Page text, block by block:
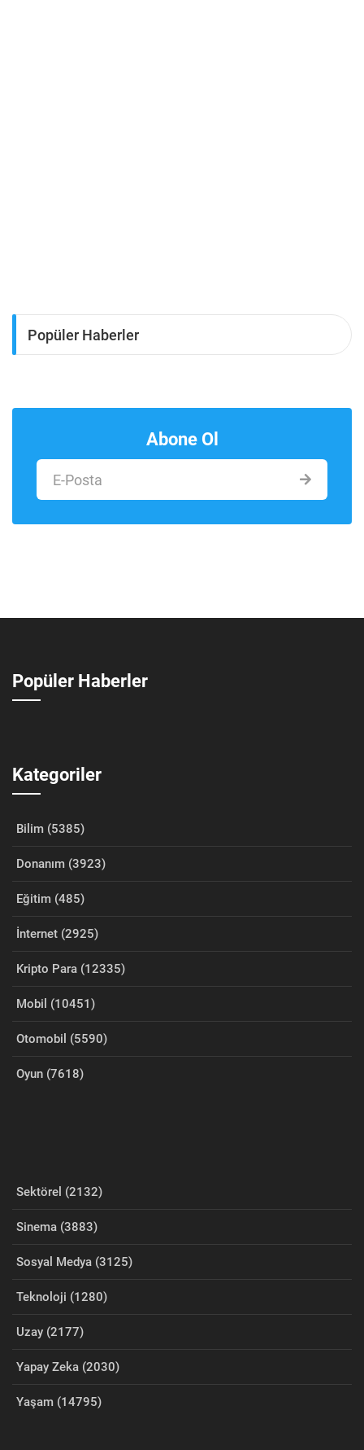
Popüler Haberler
Abone Ol
Popüler Haberler
Kategoriler
Bilim (5385)
Donanım (3923)
Eğitim (485)
İnternet (2925)
Kripto Para (12335)
Mobil (10451)
Otomobil (5590)
Oyun (7618)
Sektörel (2132)
Sinema (3883)
Sosyal Medya (3125)
Teknoloji (1280)
Uzay (2177)
Yapay Zeka (2030)
Yaşam (14795)